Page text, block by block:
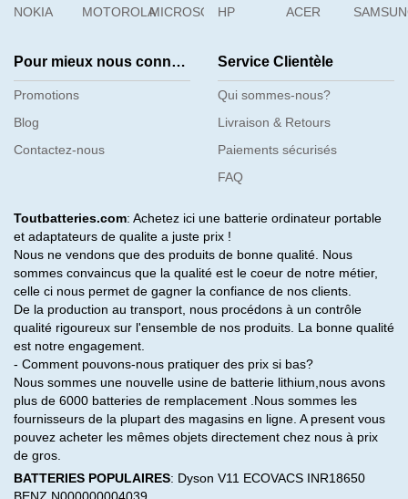
NOKIA
MOTOROLAMICROSOFTHP
ACER
Pour mieux nous connaître
Promotions
Blog
Contactez-nous
Service Clientèle
Qui sommes-nous?
Livraison & Retours
Paiements sécurisés
FAQ
Toutbatteries.com: Achetez ici une batterie ordinateur portable
et adaptateurs de qualite a juste prix !
Nous ne vendons que des produits de bonne qualité. Nous
sommes convaincus que la qualité est le coeur de notre métier,
celle ci nous permet de gagner la confiance de nos clients.
De la production au transport, nous procédons à un contrôle
qualité rigoureux sur l'ensemble de nos produits. La bonne qualité
est notre engagement.
- Comment pouvons-nous pratiquer des prix si bas?
Nous sommes une nouvelle usine de batterie lithium,nous avons
plus de 6000 batteries de remplacement .Nous sommes les
fournisseurs de la plupart des magasins en ligne. A present vous
pouvez acheter les mêmes objets directement chez nous à prix
de gros.
BATTERIES POPULAIRES: Dyson V11 ECOVACS INR18650